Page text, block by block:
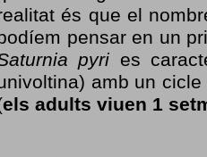
és que el
pensar en un
pyri es
amb un
els adults viuen 1